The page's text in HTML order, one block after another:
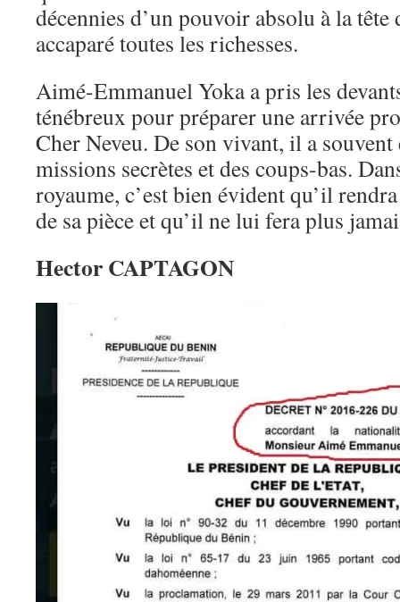
décennies d’un pouvoir absolu à la tête
accaparé toutes les richesses.
Aimé-Emmanuel Yoka a pris les
ténébreux pour préparer une arrivée
Cher Neveu. De son vivant, il a souvent
missions secrètes et des coups-bas.
royaume, c’est bien évident qu’il
de sa pièce et qu’il ne lui fera plus
Hector CAPTAGON